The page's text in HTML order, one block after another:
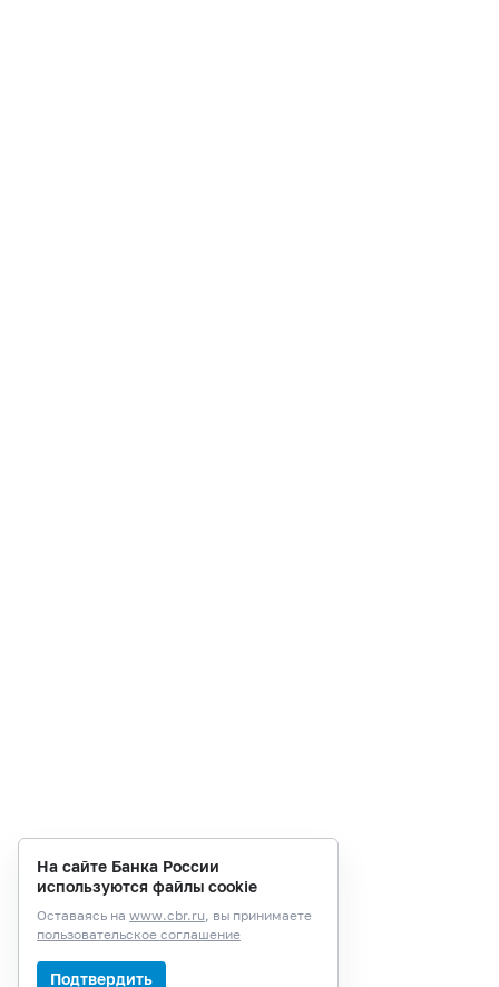
На сайте Банка России
используются файлы cookie
Оставаясь на www.cbr.ru, вы принимаете
пользовательское соглашение
Подтвердить